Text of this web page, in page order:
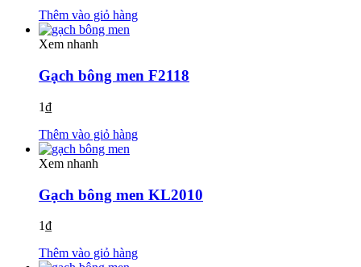
Thêm vào giỏ hàng
Xem nhanh
Gạch bông men F2118
1₫
Thêm vào giỏ hàng
Xem nhanh
Gạch bông men KL2010
1₫
Thêm vào giỏ hàng